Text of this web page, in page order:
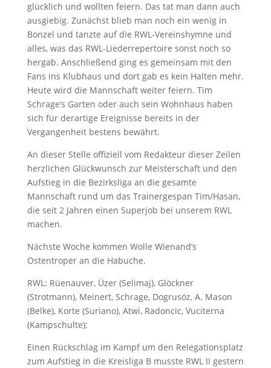
glücklich und wollten feiern. Das tat man dann auch
ausgiebig. Zunächst blieb man noch ein wenig in
Bonzel und tanzte auf die RWL-Vereinshymne und
alles, was das RWL-Liederrepertoire sonst noch so
hergab. Anschließend ging es gemeinsam mit den
Fans ins Klubhaus und dort gab es kein Halten mehr.
Heute wird die Mannschaft weiter feiern. Tim
Schrage’s Garten oder auch sein Wohnhaus haben
sich für derartige Ereignisse bereits in der
Vergangenheit bestens bewährt.
An dieser Stelle offiziell vom Redakteur dieser Zeilen
herzlichen Glückwunsch zur Meisterschaft und den
Aufstieg in die Bezirksliga an die gesamte
Mannschaft rund um das Trainergespan Tim/Hasan,
die seit 2 Jahren einen Superjob bei unserem RWL
machen.
Nächste Woche kommen Wolle Wienand’s
Ostentroper an die Habuche.
RWL: Rüenauver, Üzer (Selimaj), Glöckner
(Strotmann), Meinert, Schrage, Dogrusöz, A. Mason
(Belke), Korte (Suriano), Atwi, Radoncic, Vuciterna
(Kampschulte);
Einen Rückschlag im Kampf um den Relegationsplatz
zum Aufstieg in die Kreisliga B musste RWL II gestern